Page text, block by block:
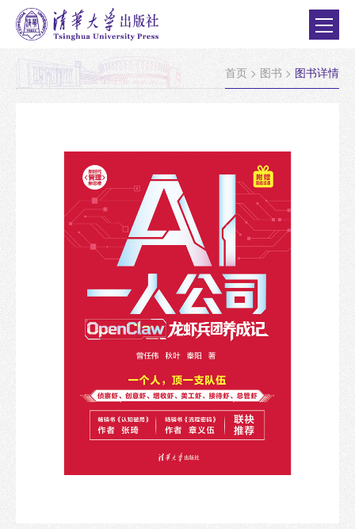
首页 > 图书 > 图书详情